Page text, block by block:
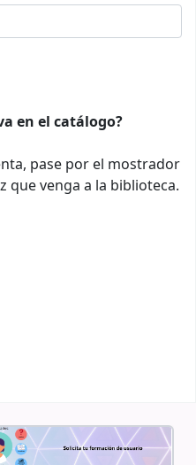
en el catálogo?
pase por el mostrador
que venga a la biblioteca.